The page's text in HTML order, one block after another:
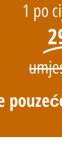
1 po